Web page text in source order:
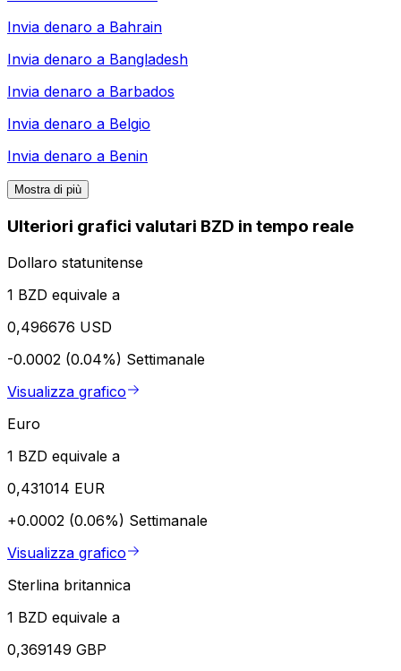
Invia denaro a Bahrain
Invia denaro a Bangladesh
Invia denaro a Barbados
Invia denaro a Belgio
Invia denaro a Benin
Mostra di più
Ulteriori grafici valutari BZD in tempo reale
Dollaro statunitense
1 BZD equivale a
0,496676 USD
-0.0002 (0.04%) Settimanale
Visualizza grafico
Euro
1 BZD equivale a
0,431014 EUR
+0.0002 (0.06%) Settimanale
Visualizza grafico
Sterlina britannica
1 BZD equivale a
0,369149 GBP